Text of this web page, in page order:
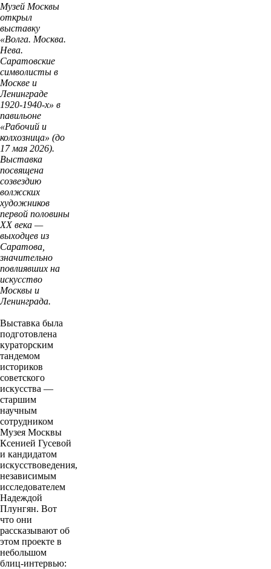
Музей Москвы
открыл
выставку
«Волга. Москва.
Нева.
Саратовские
символисты в
Москве и
Ленинграде
1920-1940-х» в
павильоне
«Рабочий и
колхозница» (до
17 мая 2026).
Выставка
посвящена
созвездию
волжских
художников
первой половины
XX века —
выходцев из
Саратова,
значительно
повлиявших на
искусство
Москвы и
Ленинграда.
Выставка была
подготовлена
кураторским
тандемом
историков
советского
искусства —
старшим
научным
сотрудником
Музея Москвы
Ксенией Гусевой
и кандидатом
искусствоведения,
независимым
исследователем
Надеждой
Плунгян. Вот
что они
рассказывают об
этом проекте в
небольшом
блиц-интервью: